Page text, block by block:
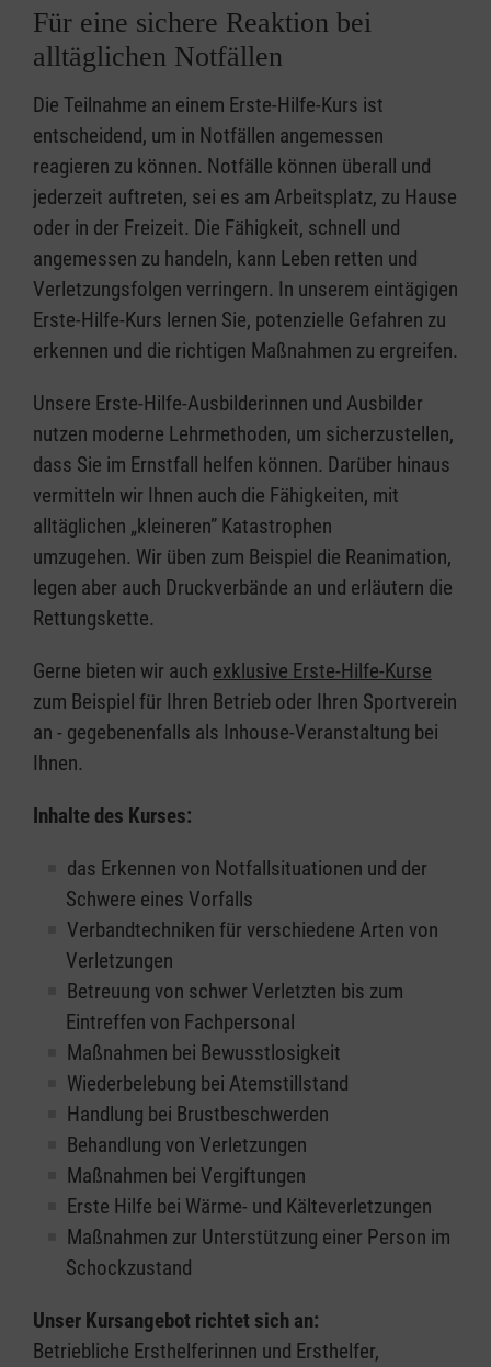
Für eine sichere Reaktion bei
alltäglichen Notfällen
Die Teilnahme an einem Erste-Hilfe-Kurs ist
entscheidend, um in Notfällen angemessen
reagieren zu können. Notfälle können überall und
jederzeit auftreten, sei es am Arbeitsplatz, zu Hause
oder in der Freizeit. Die Fähigkeit, schnell und
angemessen zu handeln, kann Leben retten und
Verletzungsfolgen verringern. In unserem eintägigen
Erste-Hilfe-Kurs lernen Sie, potenzielle Gefahren zu
erkennen und die richtigen Maßnahmen zu ergreifen.
Unsere Erste-Hilfe-Ausbilderinnen und Ausbilder
nutzen moderne Lehrmethoden, um sicherzustellen,
dass Sie im Ernstfall helfen können. Darüber hinaus
vermitteln wir Ihnen auch die Fähigkeiten, mit
alltäglichen „kleineren” Katastrophen
umzugehen. Wir üben zum Beispiel die Reanimation,
legen aber auch Druckverbände an und erläutern die
Rettungskette.
Gerne bieten wir auch exklusive Erste-Hilfe-Kurse
zum Beispiel für Ihren Betrieb oder Ihren Sportverein
an - gegebenenfalls als Inhouse-Veranstaltung bei
Ihnen.
Inhalte des Kurses:
das Erkennen von Notfallsituationen und der
Schwere eines Vorfalls
Verbandtechniken für verschiedene Arten von
Verletzungen
Betreuung von schwer Verletzten bis zum
Eintreffen von Fachpersonal
Maßnahmen bei Bewusstlosigkeit
Wiederbelebung bei Atemstillstand
Handlung bei Brustbeschwerden
Behandlung von Verletzungen
Maßnahmen bei Vergiftungen
Erste Hilfe bei Wärme- und Kälteverletzungen
Maßnahmen zur Unterstützung einer Person im
Schockzustand
Unser Kursangebot richtet sich an:
Betriebliche Ersthelferinnen und Ersthelfer,